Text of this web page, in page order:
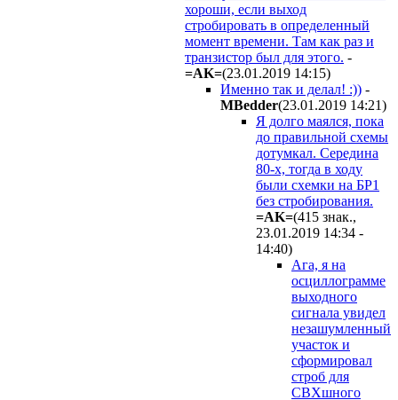
хороши, если выход
стробировать в определенный
момент времени. Там как раз и
транзистор был для этого. -
=AK=(23.01.2019 14:15)
Именно так и делал! :)) -
MBedder(23.01.2019 14:21)
Я долго маялся, пока
до правильной схемы
дотумкал. Середина
80-х, тогда в ходу
были схемки на БР1
без стробирования.
=AK=(415 знак.,
23.01.2019 14:34 -
14:40)
Ага, я на
осциллограмме
выходного
сигнала увидел
незашумленный
участок и
сформировал
строб для
СВХшного